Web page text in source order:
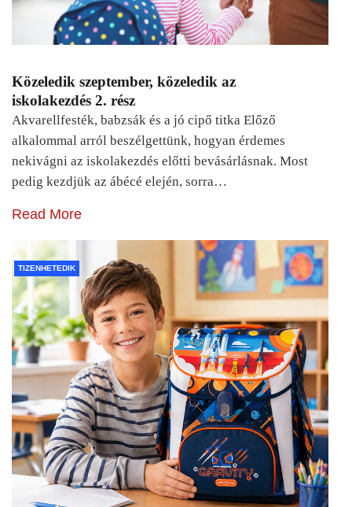
Közeledik szeptember, közeledik az
iskolakezdés 2. rész
Akvarellfesték, babzsák és a jó cipő titka Előző
alkalommal arról beszélgettünk, hogyan érdemes
nekivágni az iskolakezdés előtti bevásárlásnak. Most
pedig kezdjük az ábécé elején, sorra…
Read More
TIZENHETEDIK